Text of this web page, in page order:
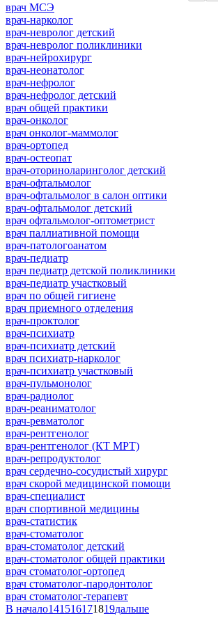
врач МСЭ
врач-нарколог
врач-невролог детский
врач-невролог поликлиники
врач-нейрохирург
врач-неонатолог
врач-нефролог
врач-нефролог детский
врач общей практики
врач-онколог
врач онколог-маммолог
врач-ортопед
врач-остеопат
врач-оториноларинголог детский
врач-офтальмолог
врач-офтальмолог в салон оптики
врач-офтальмолог детский
врач офтальмолог-оптометрист
врач паллиативной помощи
врач-патологоанатом
врач-педиатр
врач педиатр детской поликлиники
врач-педиатр участковый
врач по общей гигиене
врач приемного отделения
врач-проктолог
врач-психиатр
врач-психиатр детский
врач психиатр-нарколог
врач-психиатр участковый
врач-пульмонолог
врач-радиолог
врач-реаниматолог
врач-ревматолог
врач-рентгенолог
врач-рентгенолог (КТ МРТ)
врач-репродуктолог
врач сердечно-сосудистый хирург
врач скорой медицинской помощи
врач-специалист
врач спортивной медицины
врач-статистик
врач-стоматолог
врач-стоматолог детский
врач-стоматолог общей практики
врач стоматолог-ортопед
врач стоматолог-пародонтолог
врач стоматолог-терапевт
В начало141516171819дальше